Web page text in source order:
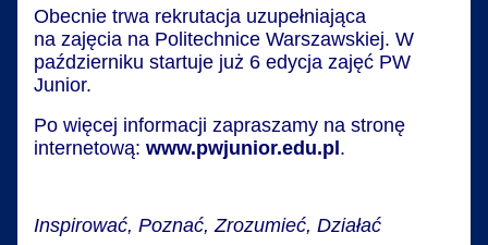
Obecnie trwa rekrutacja uzupełniająca
na zajęcia na Politechnice Warszawskiej. W
październiku startuje już 6 edycja zajęć PW
Junior.
Po więcej informacji zapraszamy na stronę
internetową: www.pwjunior.edu.pl.
Inspirować, Poznać, Zrozumieć, Działać